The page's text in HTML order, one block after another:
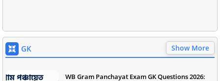
GK Show More
WB Gram Panchayat Exam GK Questions 2026: